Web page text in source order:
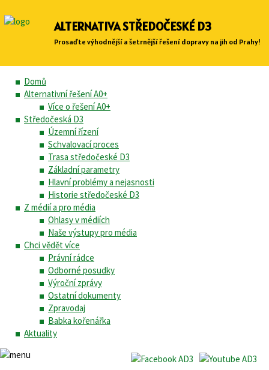
ALTERNATIVA STŘEDOČESKÉ D3
Prosaďte výhodnější a šetrnější řešení dopravy na jih od Prahy!
Domů
Alternativní řešení A0+
Více o řešení A0+
Středočeská D3
Územní řízení
Schvalovací proces
Trasa středočeské D3
Základní parametry
Hlavní problémy a nejasnosti
Historie středočeské D3
Z médií a pro média
Ohlasy v médiích
Naše výstupy pro média
Chci vědět více
Právní rádce
Odborné posudky
Výroční zprávy
Ostatní dokumenty
Zpravodaj
Babka kořenářka
Aktuality